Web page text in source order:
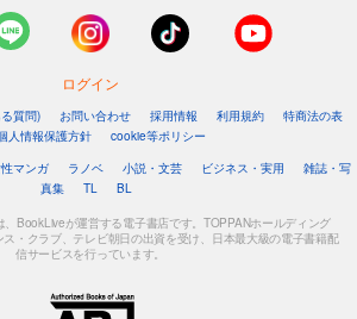
ログイン
質問) お問い合わせ 採用情報 利用規約
特商法の表
人情報保護方針
cookie等ポリシー
マンガ ラノベ 小説・文芸 ビジネス・実用
雑誌・写
真集
TL BL
BookLiveが運営する電子書店です。TOPPANホールディング
・クラブ、テレビ朝日の出資を受け、日本最大級の電子書籍配
信サービスを行っています。